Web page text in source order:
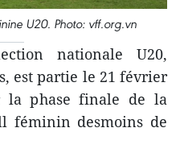
U20. Photo: vff.org.vn
nationale U20,
est partie le 21 février
la phase finale de la
féminin desmoins de